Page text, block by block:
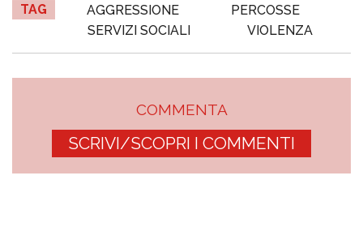
TAG AGGRESSIONE
PERCOSSE
SERVIZI SOCIALI
VIOLENZA
COMMENTA
SCRIVI/SCOPRI I COMMENTI